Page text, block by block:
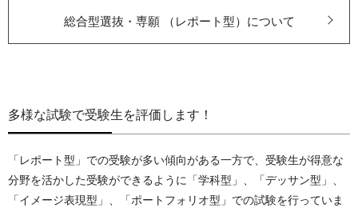
総合型選抜・専願 （レポート型）について
多様な試験で受験生を評価します！
「レポート型」での受験が多い傾向がある一方で、受験生が得意な
分野を活かした受験ができるように「学科型」、「デッサン型」、
「イメージ表現型」、「ポートフォリオ型」での試験を行っていま